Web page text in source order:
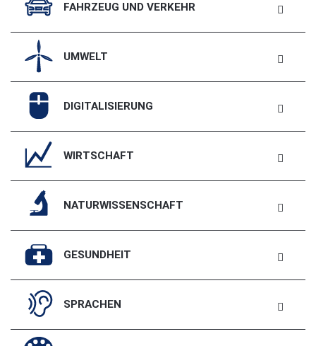
FAHRZEUG UND VERKEHR
UMWELT
DIGITALISIERUNG
WIRTSCHAFT
NATURWISSENSCHAFT
GESUNDHEIT
SPRACHEN